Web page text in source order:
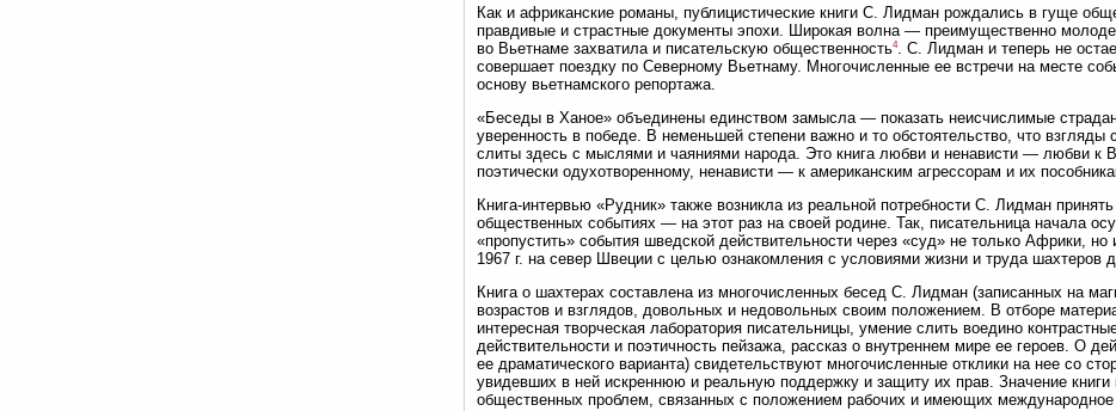
Как и африканские романы, публицистические книги С. Лидман рождались в гуще
правдивые и страстные документы эпохи. Широкая волна — преимущественно
во Вьетнаме захватила и писательскую общественность4. С. Лидман и теперь не
совершает поездку по Северному Вьетнаму. Многочисленные ее встречи на месте
основу вьетнамского репортажа.
«Беседы в Ханое» объединены единством замысла — показать неисчислимые
уверенность в победе. В неменьшей степени важно и то обстоятельство, что взгляды
слиты здесь с мыслями и чаяниями народа. Это книга любви и ненависти — любви к
поэтически одухотворенному, ненависти — к американским агрессорам и их
Книга-интервью «Рудник» также возникла из реальной потребности С. Лидман
общественных событиях — на этот раз на своей родине. Так, писательница начала
«пропустить» события шведской действительности через «суд» не только Африки,
1967 г. на север Швеции с целью ознакомления с условиями жизни и труда шахтеров
Книга о шахтерах составлена из многочисленных бесед С. Лидман (записанных на
возрастов и взглядов, довольных и недовольных своим положением. В отборе
интересная творческая лаборатория писательницы, умение слить воедино
действительности и поэтичность пейзажа, рассказ о внутреннем мире ее героев. О
ее драматического варианта) свидетельствуют многочисленные отклики на нее со
увидевших в ней искреннюю и реальную поддержку и защиту их прав. Значение книги
общественных проблем, связанных с положением рабочих и имеющих международное